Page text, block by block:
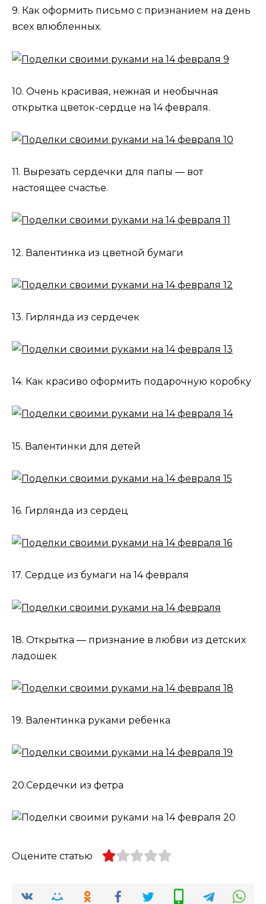
9. Как оформить письмо с признанием на день
всех влюбленных.
10. Очень красивая, нежная и необычная
открытка цветок-сердце на 14 февраля.
11. Вырезать сердечки для папы — вот
настоящее счастье.
12. Валентинка из цветной бумаги
13. Гирлянда из сердечек
14. Как красиво оформить подарочную коробку
15. Валентинки для детей
16. Гирлянда из сердец
17. Сердце из бумаги на 14 февраля
18. Открытка — признание в любви из детских
ладошек
19. Валентинка руками ребенка
20.Сердечки из фетра
Оцените статью